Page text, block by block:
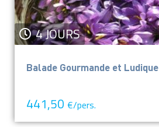
4 JOURS
Balade Gourmande et Ludique
441,50 €/pers.